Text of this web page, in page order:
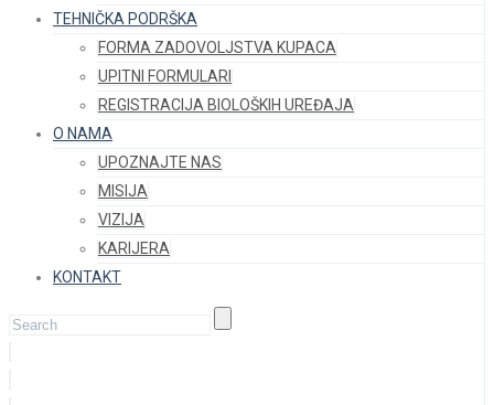
TEHNIČKA PODRŠKA
FORMA ZADOVOLJSTVA KUPACA
UPITNI FORMULARI
REGISTRACIJA BIOLOŠKIH UREĐAJA
O NAMA
UPOZNAJTE NAS
MISIJA
VIZIJA
KARIJERA
KONTAKT